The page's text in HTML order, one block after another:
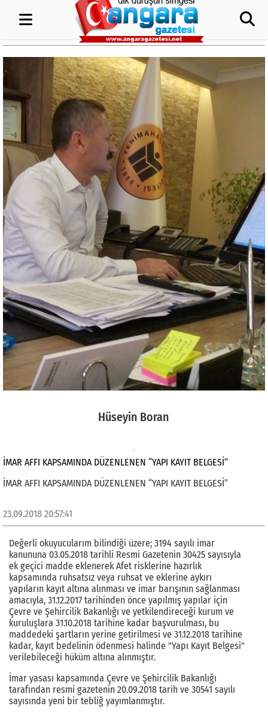
Hüseyin Boran
İMAR AFFI KAPSAMINDA DÜZENLENEN “YAPI KAYIT BELGESİ”
İMAR AFFI KAPSAMINDA DÜZENLENEN “YAPI KAYIT BELGESİ”
23.09.2018 20:57:41
Değerli okuyucularım bilindiği üzere; 3194 sayılı imar
kanununa 03.05.2018 tarihli Resmi Gazetenin 30425 sayısıyla
ek geçici madde eklenerek Afet risklerine hazırlık
kapsamında ruhsatsız veya ruhsat ve eklerine aykırı
yapıların kayıt altına alınması ve imar barışının sağlanması
amacıyla, 31.12.2017 tarihinden önce yapılmış yapılar için
Çevre ve Şehircilik Bakanlığı ve yetkilendireceği kurum ve
kuruluşlara 31.10.2018 tarihine kadar başvurulması, bu
maddedeki şartların yerine getirilmesi ve 31.12.2018 tarihine
kadar, kayıt bedelinin ödenmesi halinde "Yapı Kayıt Belgesi"
verilebileceği hüküm altına alınmıştır.
İmar yasası kapsamında Çevre ve Şehircilik Bakanlığı
tarafından resmi gazetenin 20.09.2018 tarih ve 30541 sayılı
sayısında yeni bir tebliğ yayımlanmıştır.